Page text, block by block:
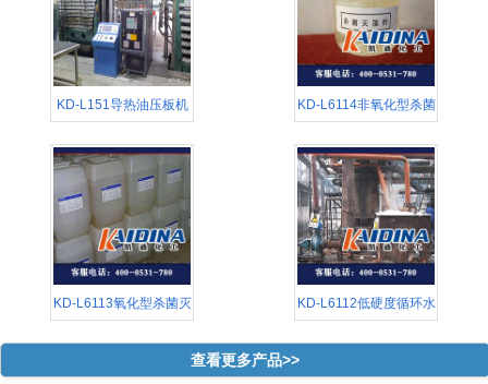
KD-L151导热油压板机 KD-L6114非氧化型杀菌
KD-L6113氧化型杀菌灭 KD-L6112低硬度循环水
查看更多产品>>